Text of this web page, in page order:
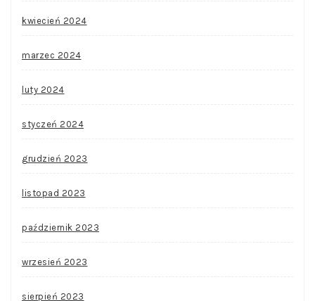
kwiecień 2024
marzec 2024
luty 2024
styczeń 2024
grudzień 2023
listopad 2023
październik 2023
wrzesień 2023
sierpień 2023